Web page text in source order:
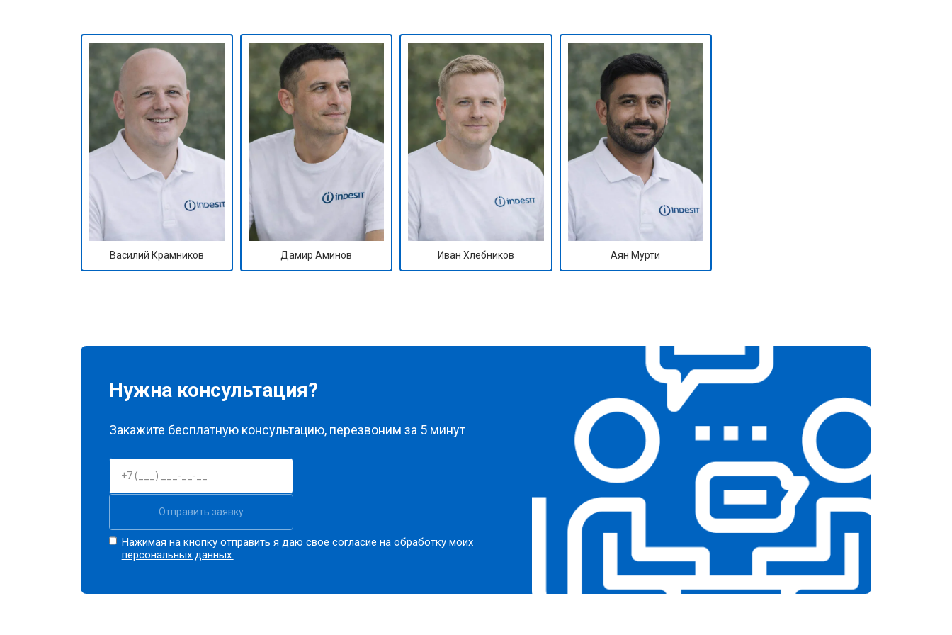
Ремонт/замена датчика температуры от 50 мин от 1590 ₽
Замена замка от 60 мин от 1600 ₽
Ремонт электропроводки от 40 мин от 1250 ₽
Замена шнура питания от 60 мин от 1000 ₽
Корпусный ремонт (замена резинок, креплений, кнопок) от 40 мин от 850 ₽
от 1100 ₽
Замена заливного клапана от 1550 ₽ Заказать
Замена расходомера от 1600 ₽ Заказать
Замена разбрызгивателя от 40 мин Заказать
от 1550 ₽ Заказать
Василий Крамников Дамир Аминов Иван Хлебников Аян Мурти
Нужна консультация?
Закажите бесплатную консультацию, перезвоним за 5 минут
Отправить заявку
Нажимая на кнопку отправить я даю свое согласие на обработку моих
персональных данных.